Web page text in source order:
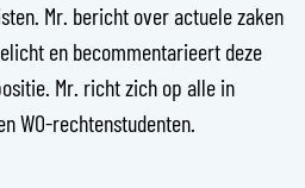
Mr. bericht over actuele zaken
en becommentarieert deze
Mr. richt zich op alle in
WO-rechtenstudenten.